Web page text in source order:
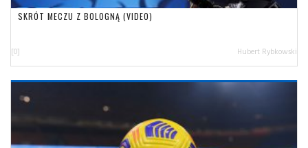
SKRÓT MECZU Z BOLOGNĄ (VIDEO)
[0] Hubert Rybkowski